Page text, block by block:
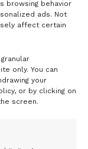
browsing behavior
ads. Not
affect certain
only. You can
your
or by clicking on
screen.